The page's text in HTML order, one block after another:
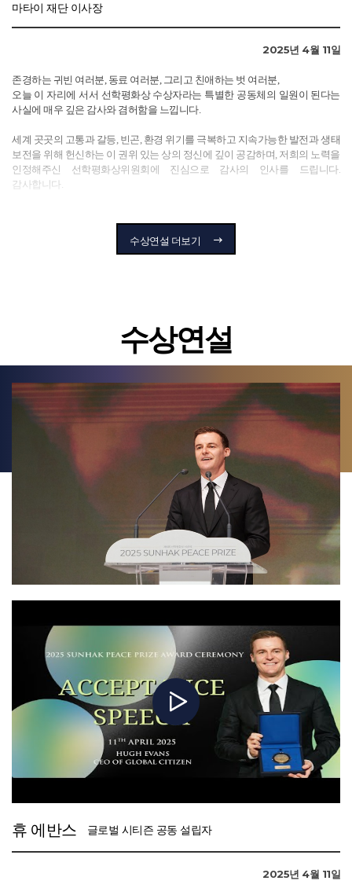
마타이 재단 이사장
2025년 4월 11일
존경하는 귀빈 여러분, 동료 여러분, 그리고 친애하는 벗 여러분,
오늘 이 자리에 서서 선학평화상 수상자라는 특별한 공동체의 일원이 된다는
사실에 매우 깊은 감사와 겸허함을 느낍니다.
세계 곳곳의 고통과 갈등, 빈곤, 환경 위기를 극복하고 지속가능한 발전과 생태
보전을 위해 헌신하는 이 권위 있는 상의 정신에 깊이 공감하며, 저희의 노력을
인정해주신 선학평화상위원회에 진심으로 감사의 인사를 드립니다.
감사합니다.
헌신은 저를 포함하여 수많은 이들에게 영감을 주었습니다. 이렇게
위원장님을 비롯한 다른 평화 리더들과 함께 이 자리에 서게 된 것을 무척
영광스럽게 생각합니다. 제 어머니이신 故 왕가리 마타이는 2009년 유엔 평화
특별히 제 딸 엘사와 가족들, 루스와 파파, 언제나 변함없이 저를 응원해준
그들에게도 이 영광을 함께 나누고 싶습니다. 여러분의 희생과 인내, 그리고
끝없는 신뢰에 감사드립니다.
이런 순간마다 우리는 거인의 어깨 위에 서 있음을 새삼 깨닫게 됩니다.
우리보다 앞서 길을 개척한 선각자들, 역경을 용기 있게 이겨낸 분들 덕분에
우리가 오늘의 변화를 만들 수 있었습니다.
저의 가장 큰 영감은 언제나 타인을 위한 헌신이 가장 의미 있는 일이라고
믿었던 어머니였습니다. 그녀는 진정한 만족은 봉사에서 비롯된다는 원칙을
저에게 심어주었고, 이는 제 모든 결정의 길잡이가 되고 있습니다.
저는 현재 세계자원연구소(WRI) 아프리카 및 글로벌 파트너십 총괄이사로,
왕가리 마타이 재단 의장, 그리고 그린벨트운동의 정회원으로서, 사람과
지구를 위한 포용적 전환을 실현한다는 미션을 매일 실천하고 있습니다. 자연
보호와 복원을 위한 글로벌 운동을 이끌고, 케냐의 생태계를 회복하며, 용기
있는 젊은 아프리카 리더를 양성하는 것이야말로 미래 세대에게 희망과
회복력을 선물하는 일입니다.
그리고 지구와 조화를 이루며 국가 경제를 전환하여 모두가 공유하는 번영과
지속 가능한 회복력을 구축하는 것입니다. 특별히 아프리카와 제 조국 케냐가
극심한 어려움에 처한 지금, 이러한 노력을 선학평화상으로 인정받게 되어
더욱 뜻깊습니다.
평화는 협력과 봉사, 그리고 가장 취약한 이들을 돕는 헌신을 통해
이루어진다는 문선명 총재님과 한학자 총재님의 비전은 제 마음에 깊은
울림을 줍니다. 이는 인류가 서로를 위한 책임으로 연결된다는 사실을
최근 정치적·환경적 도전이 크지만, 기후와 개발 목표에 대한 경제적·과학적
우리는 자립과 회복력, 그리고 지속 가능한 혁신을 우선시하며 국가와
공동체로서의 결속을 새롭게 해야 합니다.
지금은 아프리카의 전환점입니다. 경제적 발전은 선택이 아니라 적응하고
수상연설 더보기
수상연설
휴 에반스 글로벌 시티즌 공동 설립자
2025년 4월 11일